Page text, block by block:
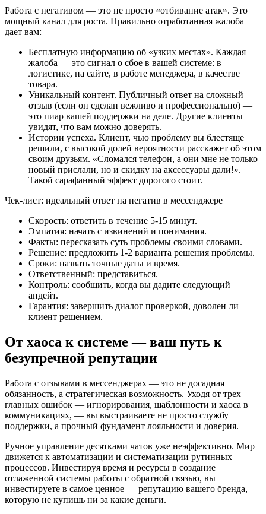
Работа с негативом — это не просто «отбивание атак». Это
мощный канал для роста. Правильно отработанная жалоба
дает вам:
Бесплатную информацию об «узких местах». Каждая
жалоба — это сигнал о сбое в вашей системе: в
логистике, на сайте, в работе менеджера, в качестве
товара.
Уникальный контент. Публичный ответ на сложный
отзыв (если он сделан вежливо и профессионально) —
это пиар вашей поддержки на деле. Другие клиенты
увидят, что вам можно доверять.
Истории успеха. Клиент, чью проблему вы блестяще
решили, с высокой долей вероятности расскажет об этом
своим друзьям. «Сломался телефон, а они мне не только
новый прислали, но и скидку на аксессуары дали!».
Такой сарафанный эффект дорогого стоит.
Чек-лист: идеальный ответ на негатив в мессенджере
Скорость: ответить в течение 5-15 минут.
Эмпатия: начать с извинений и понимания.
Факты: пересказать суть проблемы своими словами.
Решение: предложить 1-2 варианта решения проблемы.
Сроки: назвать точные даты и время.
Ответственный: представиться.
Контроль: сообщить, когда вы дадите следующий
апдейт.
Гарантия: завершить диалог проверкой, доволен ли
клиент решением.
От хаоса к системе — ваш путь к
безупречной репутации
Работа с отзывами в мессенджерах — это не досадная
обязанность, а стратегическая возможность. Уходя от трех
главных ошибок — игнорирования, шаблонности и хаоса в
коммуникациях, — вы выстраиваете не просто службу
поддержки, а прочный фундамент лояльности и доверия.
Ручное управление десятками чатов уже неэффективно. Мир
движется к автоматизации и систематизации рутинных
процессов. Инвестируя время и ресурсы в создание
отлаженной системы работы с обратной связью, вы
инвестируете в самое ценное — репутацию вашего бренда,
которую не купишь ни за какие деньги.